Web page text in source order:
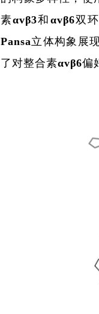
素αvβ3和αvβ6双
Pansa立体构象展
了对整合素αvβ6偏